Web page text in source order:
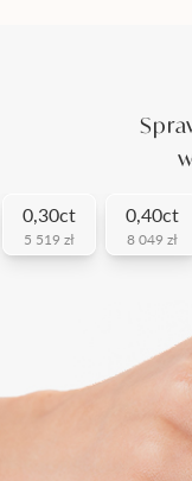
0,30ct
5 519 zł
0,40ct
8 049 zł